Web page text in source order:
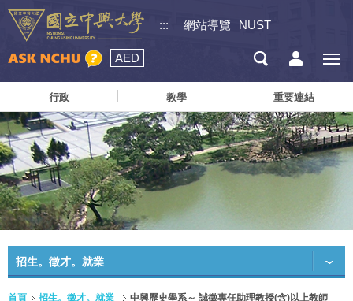
::: 網站導覽 NUST
AED
行政 教學 重要連結
招生。徵才。就業
首頁 招生。徵才。就業 中興歷史學系～ 誠徵專任助理教授(含)以上教師